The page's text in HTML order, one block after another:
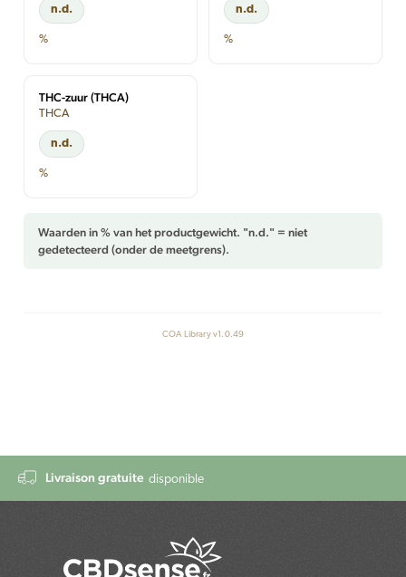
n.d.
%
n.d.
%
THC-zuur (THCA)
THCA
n.d.
%
Waarden in % van het productgewicht. "n.d." = niet
gedetecteerd (onder de meetgrens).
COA Library v1.0.49
Livraison gratuite disponible